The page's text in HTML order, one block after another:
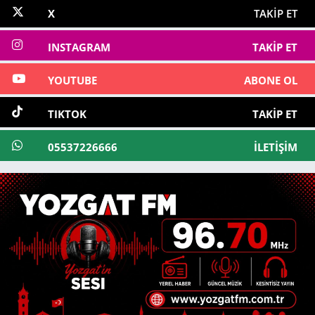
X TAKIP ET
INSTAGRAM TAKIP ET
YOUTUBE ABONE OL
TIKTOK TAKIP ET
05537226666 İLETIŞIM